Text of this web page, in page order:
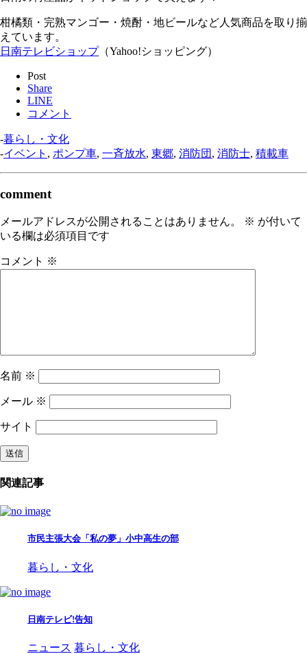
柑橘類・完熟マンゴー・焼酎・地ビールなど人気商品を取り揃
えています。
日南テレビショップ（Yahoo!ショッピング）
Post
Share
LINE
コメント
-暮らし・文化
-イベント , ポンプ車, 一斉放水, 東郷, 消防団 , 消防士, 積載車
comment
メールアドレスが公開されることはありません。 ※ が付いて
いる欄は必須項目です
コメント ※
名前 ※
メール ※
サイト
関連記事
市民主張大会「私の夢」小中高生の部
暮らし・文化
日南テレビ!告知
ニュース 暮らし・文化